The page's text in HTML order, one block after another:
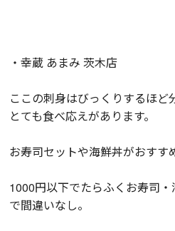
・幸蔵 あまみ 茨木店
ここの刺身はびっくりするほど
とても食べ応えがあります。
お寿司セットや海鮮丼がおすす
1000円以下でたらふくお寿司
で間違いなし。